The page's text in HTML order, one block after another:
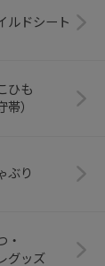
ルドシート
ひも
帯）
ぶり
・
グッズ